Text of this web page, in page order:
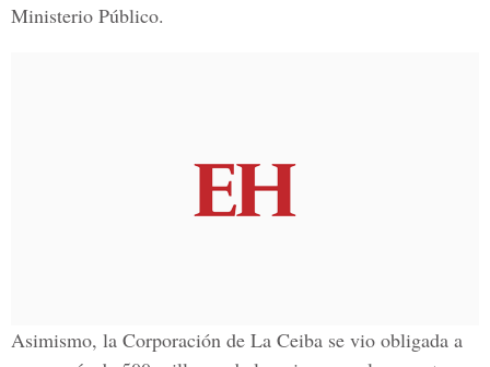
Ministerio Público.
Asimismo, la Corporación de La Ceiba se vio obligada a